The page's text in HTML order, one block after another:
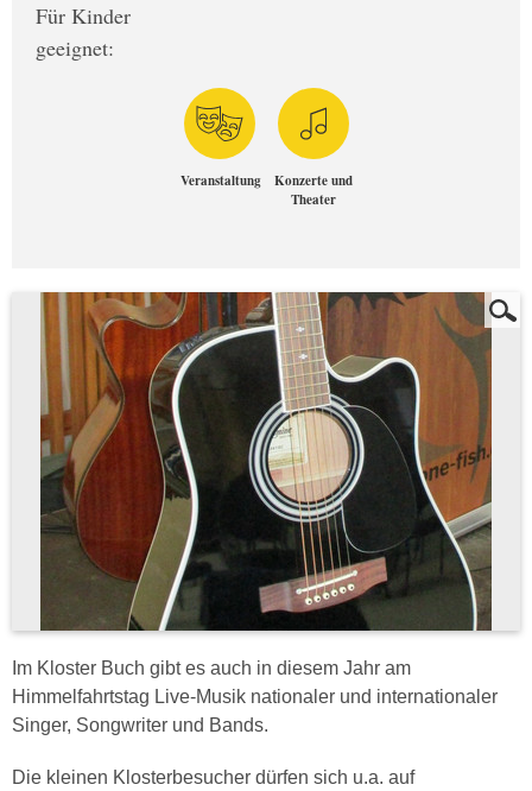
Für Kinder
geeignet:
Veranstaltung
Konzerte und
Theater
Im Kloster Buch gibt es auch in diesem Jahr am
Himmelfahrtstag Live-Musik nationaler und internationaler
Singer, Songwriter und Bands.
Die kleinen Klosterbesucher dürfen sich u.a. auf